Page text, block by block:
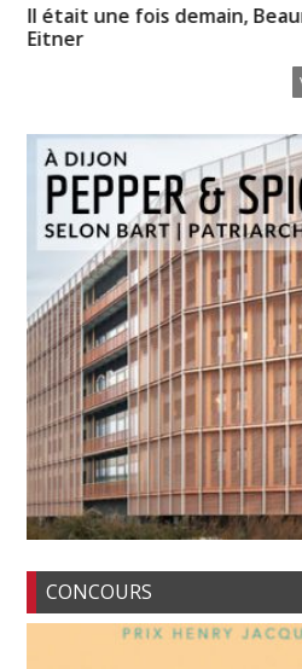
Il était une fois demain,
Eitner
CONCOURS